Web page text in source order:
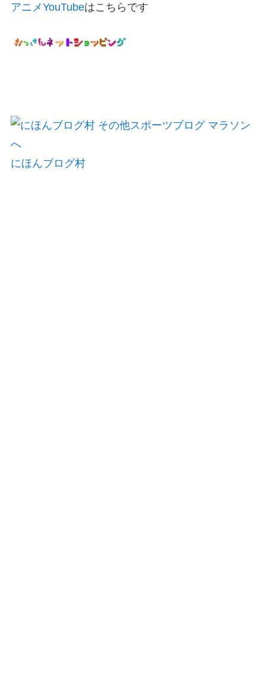
アニメYouTubeはこちらです
にほんブログ村